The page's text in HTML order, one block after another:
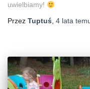
uwielbiamy!
Przez Tuptuś, 4 lata